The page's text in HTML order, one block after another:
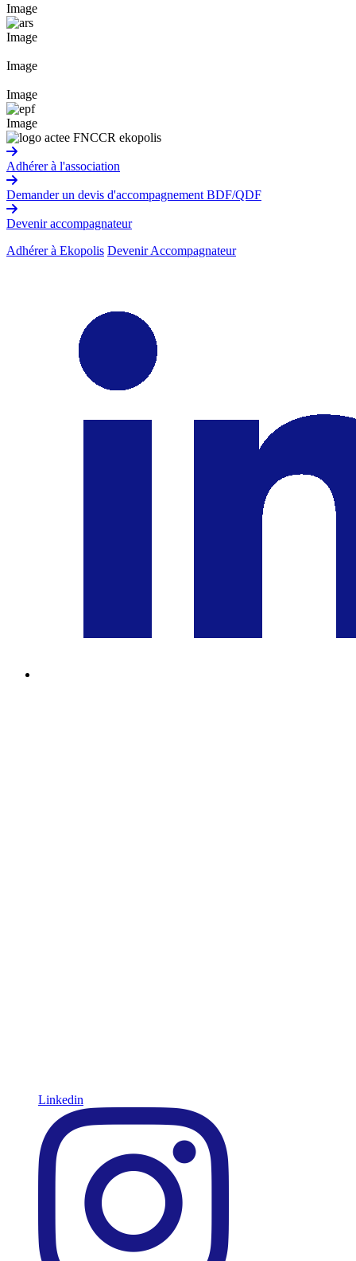
Image
Image
Image
Image
Image
Adhérer à l'association
Demander un devis d'accompagnement BDF/QDF
Devenir accompagnateur
Adhérer à Ekopolis Devenir Accompagnateur
Linkedin